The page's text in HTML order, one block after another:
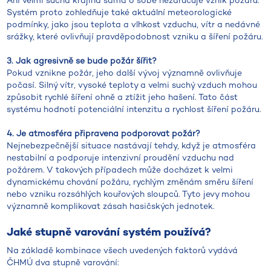
Systém proto zohledňuje také aktuální meteorologické
podmínky, jako jsou teplota a vlhkost vzduchu, vítr a nedávné
srážky, které ovlivňují pravděpodobnost vzniku a šíření požáru.
3. Jak agresivně se bude požár šířit?
Pokud vznikne požár, jeho další vývoj významně ovlivňuje
počasí. Silný vítr, vysoké teploty a velmi suchý vzduch mohou
způsobit rychlé šíření ohně a ztížit jeho hašení. Tato část
systému hodnotí potenciální intenzitu a rychlost šíření požáru.
4. Je atmosféra připravena podporovat požár?
Nejnebezpečnější situace nastávají tehdy, když je atmosféra
nestabilní a podporuje intenzivní proudění vzduchu nad
požárem. V takových případech může docházet k velmi
dynamickému chování požáru, rychlým změnám směru šíření
nebo vzniku rozsáhlých kouřových sloupců. Tyto jevy mohou
významně komplikovat zásah hasičských jednotek.
Jaké stupně varování systém používá?
Na základě kombinace všech uvedených faktorů vydává
ČHMÚ dva stupně varování: